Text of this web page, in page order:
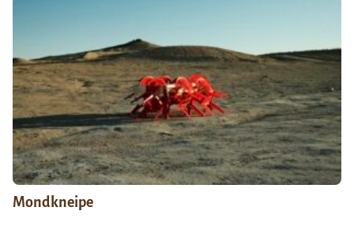
Mondkneipe